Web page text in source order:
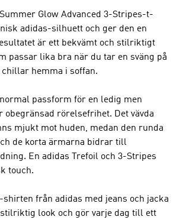
Glow Advanced 3-Stripes-t-
adidas-silhuett och ger den en
är ett bekvämt och stilriktigt
passar lika bra när du tar en sväng på
hemma i soffan.
passform för en ledig men
obegränsad rörelsefrihet. Det vävda
mjukt mot huden, medan den runda
de korta ärmarna bidrar till
En adidas Trefoil och 3-Stripes
touch.
shirten från adidas med jeans och jacka
look och gör varje dag till ett